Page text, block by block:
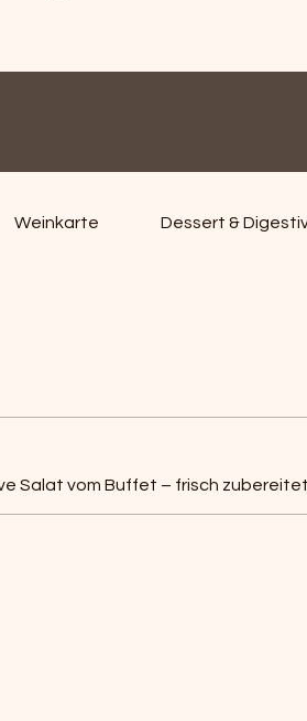
Weinkarte Dessert &
Salat vom Buffet – frisch